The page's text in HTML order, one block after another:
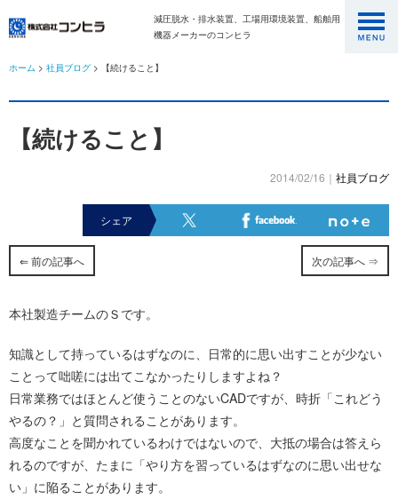
減圧脱水・排水装置、工場用環境装置、船舶用
機器メーカーのコンヒラ
ホーム > 社員ブログ > 【続けること】
【続けること】
2014/02/16｜ 社員ブログ
シェア
⇐ 前の記事へ 次の記事へ ⇒
本社製造チームのＳです。
知識として持っているはずなのに、日常的に思い出すことが少ない
ことって咄嗟には出てこなかったりしますよね？
日常業務ではほとんど使うことのないCADですが、時折「これどう
やるの？」と質問されることがあります。
高度なことを聞かれているわけではないので、大抵の場合は答えら
れるのですが、たまに「やり方を習っているはずなのに思い出せな
い」に陥ることがあります。